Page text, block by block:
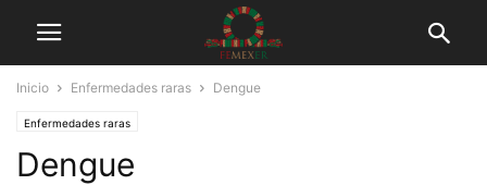
Inicio Enfermedades raras Dengue
Enfermedades raras
Dengue